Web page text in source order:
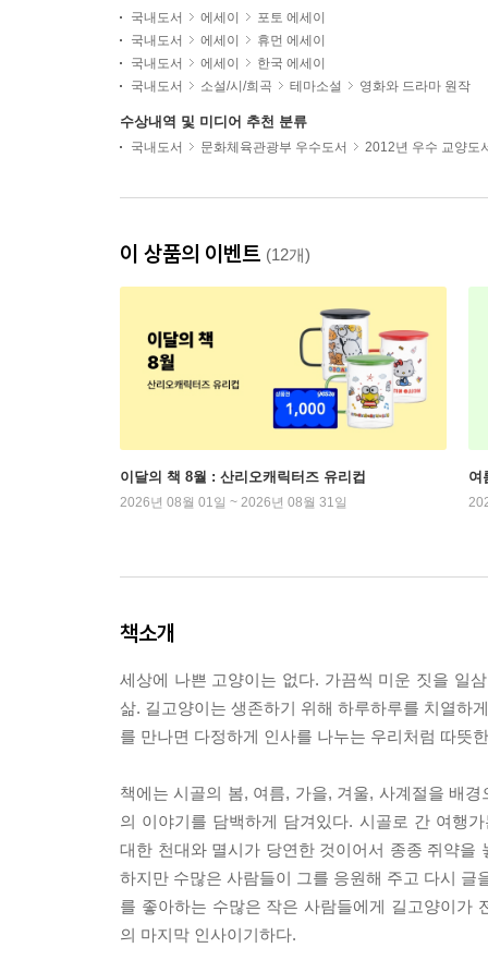
국내도서 에세이
포토 에세이
국내도서
에세이
휴먼 에세이
국내도서
에세이
한국 에세이
국내도서
소설/시/희곡 테마소설 영화와 드라마 원작
수상내역 및 미디어 추천 분류
국내도서 문화체육관광부 우수도서 2012년 우수 교양도
이 상품의 이벤트 (12개)
이달의 책 8월 : 산리오캐릭터즈 유리컵
2026년 08월 01일 ~ 2026년 08월 31일
여
책소개
세상에 나쁜 고양이는 없다. 가끔씩 미운 짓을 일
삶. 길고양이는 생존하기 위해 하루하루를 치열하
를 만나면 다정하게 인사를 나누는 우리처럼 따뜻
책에는 시골의 봄, 여름, 가을, 겨울, 사계절을 배
의 이야기를 담백하게 담겨있다. 시골로 간 여행
대한 천대와 멸시가 당연한 것이어서 종종 쥐약을
하지만 수많은 사람들이 그를 응원해 주고 다시
를 좋아하는 수많은 작은 사람들에게 길고양이가
의 마지막 인사이기하다.